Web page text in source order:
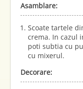
Asamblare:
Scoate tartele
crema. In cazul
poti subtia cu
cu mixerul.
Decorare: